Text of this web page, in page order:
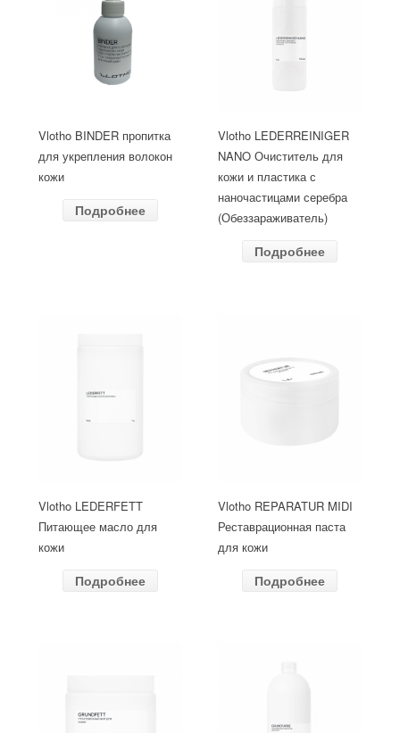
Vlotho BINDER пропитка
для укрепления волокон
кожи
Подробнее
Vlotho LEDERREINIGER
NANO Очиститель для
кожи и пластика с
наночастицами серебра
(Обеззараживатель)
Подробнее
Vlotho LEDERFETT
Питающее масло для
кожи
Подробнее
Vlotho REPARATUR MIDI
Реставрационная паста
для кожи
Подробнее